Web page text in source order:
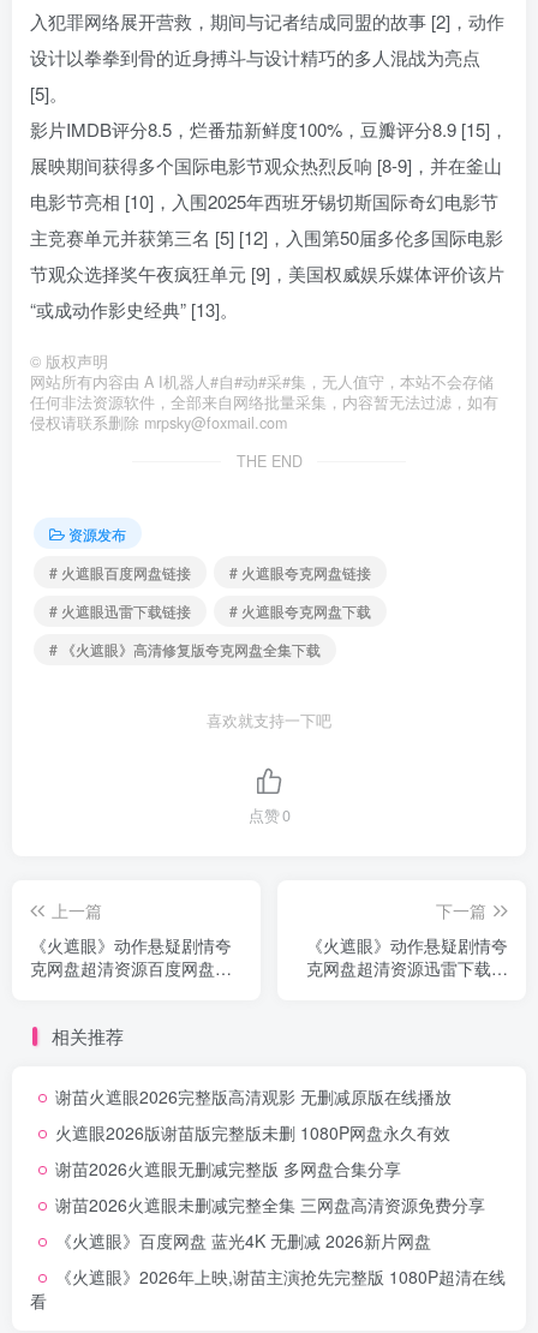
入犯罪网络展开营救，期间与记者结成同盟的故事 [2]，动作
设计以拳拳到骨的近身搏斗与设计精巧的多人混战为亮点
[5]。
影片IMDB评分8.5，烂番茄新鲜度100%，豆瓣评分8.9 [15]，
展映期间获得多个国际电影节观众热烈反响 [8-9]，并在釜山
电影节亮相 [10]，入围2025年西班牙锡切斯国际奇幻电影节
主竞赛单元并获第三名 [5] [12]，入围第50届多伦多国际电影
节观众选择奖午夜疯狂单元 [9]，美国权威娱乐媒体评价该片
“或成动作影史经典” [13]。
© 版权声明
网站所有内容由 A I机器人#自#动#采#集，无人值守，本站不会存储
任何非法资源软件，全部来自网络批量采集，内容暂无法过滤，如有
侵权请联系删除 mrpsky@foxmail.com
THE END
资源发布
# 火遮眼百度网盘链接
# 火遮眼夸克网盘链接
# 火遮眼迅雷下载链接
# 火遮眼夸克网盘下载
# 《火遮眼》高清修复版夸克网盘全集下载
喜欢就支持一下吧
点赞0
上一篇
《火遮眼》动作悬疑剧情夸
克网盘超清资源百度网盘资
下一篇
《火遮眼》动作悬疑剧情夸
克网盘超清资源迅雷下载永
相关推荐
谢苗火遮眼2026完整版高清观影 无删减原版在线播放
火遮眼2026版谢苗版完整版未删 1080P网盘永久有效
谢苗2026火遮眼无删减完整版 多网盘合集分享
谢苗2026火遮眼未删减完整全集 三网盘高清资源免费分享
《火遮眼》百度网盘 蓝光4K 无删减 2026新片网盘
《火遮眼》2026年上映,谢苗主演抢先完整版 1080P超清在线
看